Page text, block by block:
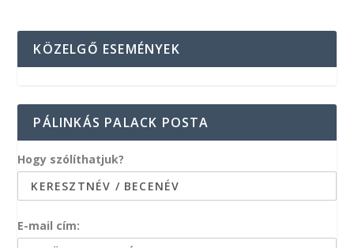
KÖZELGŐ ESEMÉNYEK
PÁLINKÁS PALACK POSTA
Hogy szólíthatjuk?
E-mail cím: